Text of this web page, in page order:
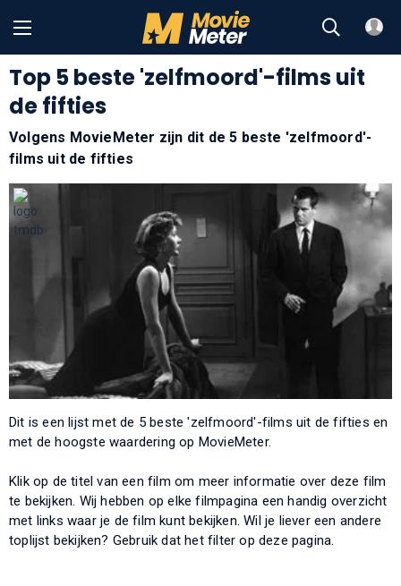
Top 5 beste 'zelfmoord'-films uit
de fifties
Volgens MovieMeter zijn dit de 5 beste 'zelfmoord'-
films uit de fifties
Dit is een lijst met de 5 beste 'zelfmoord'-films uit de fifties en
met de hoogste waardering op MovieMeter.
Klik op de titel van een film om meer informatie over deze film
te bekijken. Wij hebben op elke filmpagina een handig overzicht
met links waar je de film kunt bekijken. Wil je liever een andere
toplijst bekijken? Gebruik dat het filter op deze pagina.